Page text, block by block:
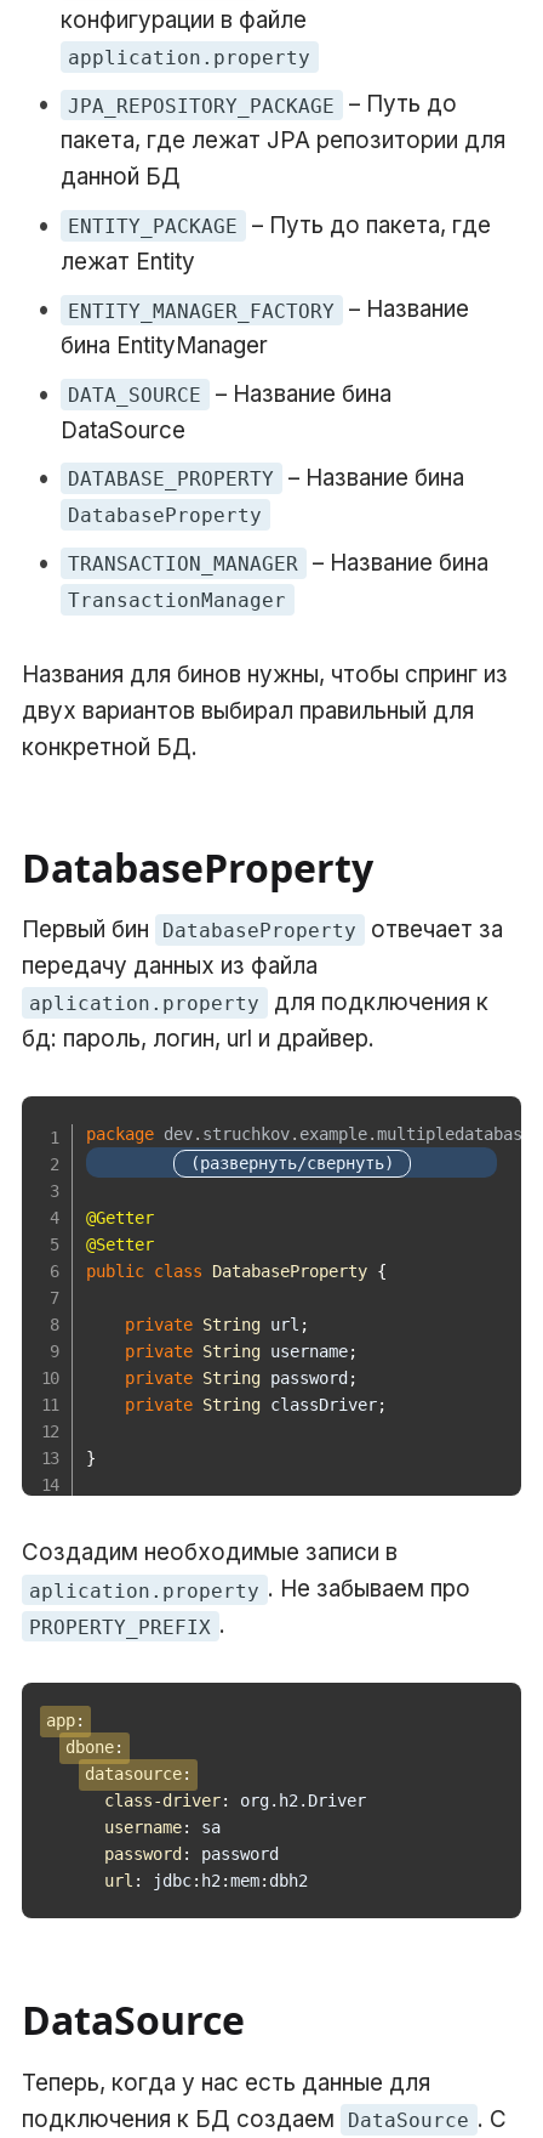
конфигурации в файле
application.property
JPA_REPOSITORY_PACKAGE
– Путь до
пакета, где лежат JPA репозитории для
данной БД
ENTITY_PACKAGE
– Путь до пакета, где
лежат Entity
ENTITY_MANAGER_FACTORY
– Название
бина EntityManager
DATA_SOURCE
– Название бина
DataSource
DATABASE_PROPERTY – Название бина
DatabaseProperty
TRANSACTION_MANAGER – Название бина
TransactionManager
Названия для бинов нужны, чтобы спринг из
двух вариантов выбирал правильный для
конкретной БД.
DatabaseProperty
Первый бин DatabaseProperty
отвечает за
передачу данных из файла
aplication.property
для подключения к
бд: пароль, логин, url и драйвер.
package dev. struchkov. example.multipledatabases
@Getter
@Setter
public class DatabaseProperty {
private String url ;
private String username;
private String password ;
private String classDriver;
}
Создадим необходимые записи в
aplication.property . Не забываем про
PROPERTY_PREFIX .
app:
dbone:
datasource:
class-driver:
org.h2.Driver
username:
sa
password :
password
url : jdbc: h2:mem: dbh2
DataSource
Теперь, когда у нас есть данные для
подключения к БД создаем
DataSource . С